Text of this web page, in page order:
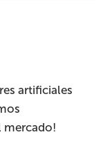
artificiales
mercado!